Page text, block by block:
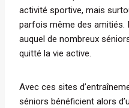
activité sportive, mais
parfois même des amitiés.
auquel de nombreux
quitté la vie active.
Avec ces sites
séniors bénéficient alors